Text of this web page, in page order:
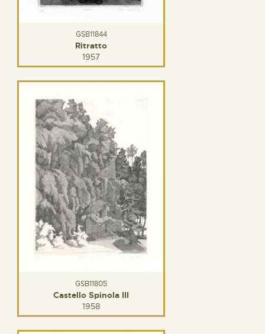
GSB11844
Ritratto
1957
GSB11805
Castello Spinola III
1958